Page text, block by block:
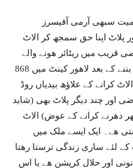
سبھی آرمی آفیسرز
پلاٹ اپنا حق سمجھ کر الاٹ
قریب میں ریٹائر ھونے والے
جنرل راحیل شریف نے آرمی چیف بننے کے بعد لاھور کینٹ میں 868
کرانے کے علاؤھ بیدیاں روڈ
کے ساتھ 90 ایکڑ اراضی اور چند دیگر پلاٹ بھی (شاید
دھرنے کرانے کے عوض) الاٹ
ھے۔ ایک ایسے ملک میں
لئے ساری زندگی ترستا رھتا
اور حلال کرپشن ھے یا اس